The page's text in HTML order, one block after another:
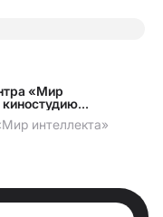
«Мир
киностудию
интеллекта»